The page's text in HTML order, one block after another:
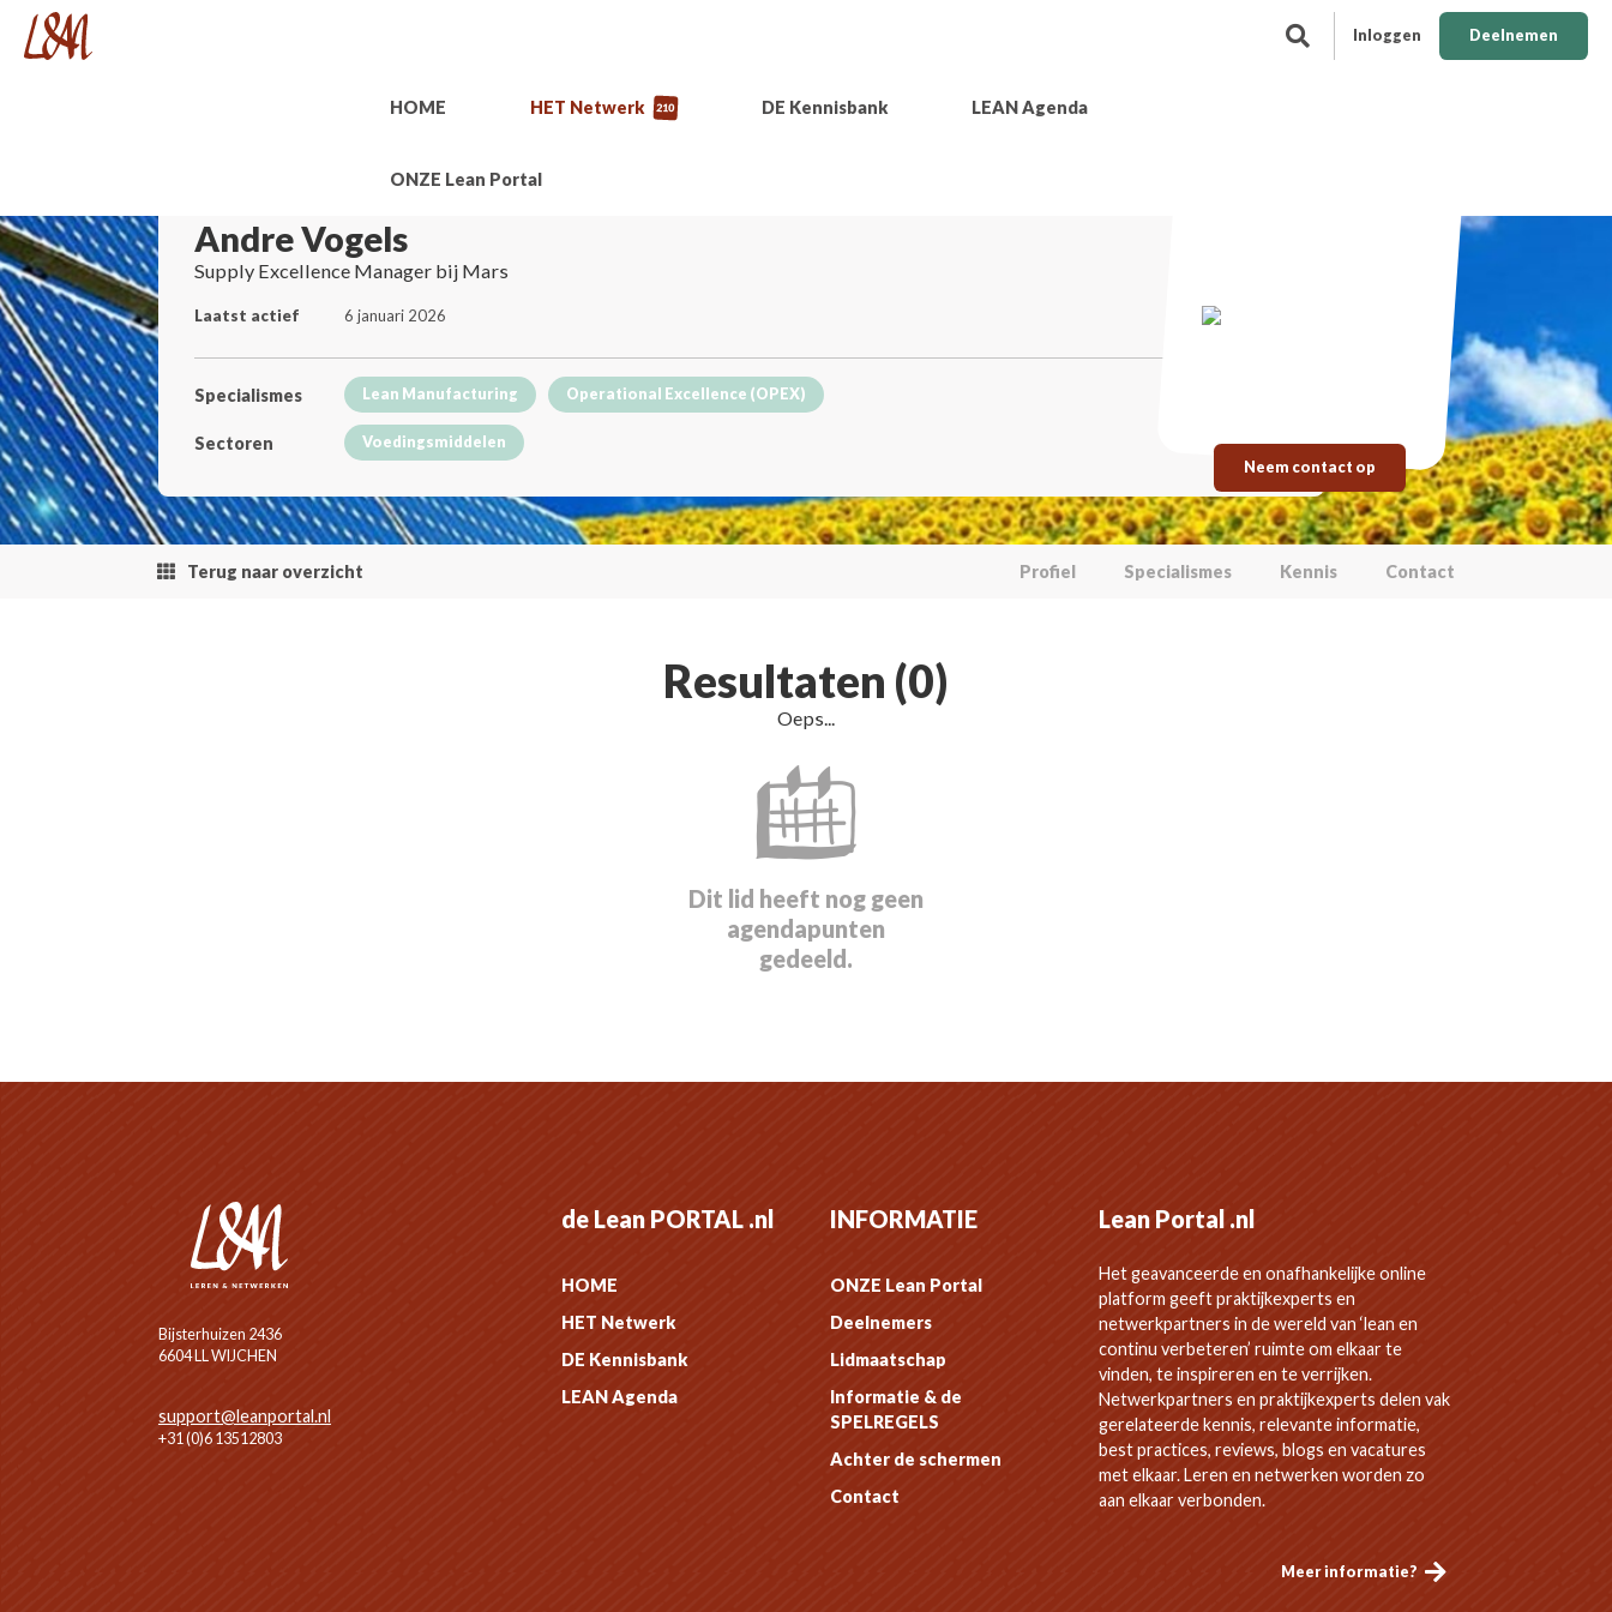
Inloggen Deelnemen
HOME HET Netwerk 210 DE Kennisbank LEAN Agenda
ONZE Lean Portal
Neem contact op
Andre Vogels
Supply Excellence Manager bij Mars
Laatst actief 6 januari 2026
Specialismes Lean Manufacturing Operational Excellence (OPEX)
Sectoren Voedingsmiddelen
Terug naar overzicht Profiel Specialismes Kennis Contact
Resultaten (0)
Oeps...
Dit lid heeft nog geen
agendapunten
gedeeld.
Bijsterhuizen 2436
6604 LL WIJCHEN
support@leanportal.nl
+31 (0)6 13512803
de Lean PORTAL .nl
HOME
HET Netwerk
DE Kennisbank
LEAN Agenda
INFORMATIE
ONZE Lean Portal
Deelnemers
Lidmaatschap
Informatie & de
SPELREGELS
Achter de schermen
Contact
Lean Portal .nl
Het geavanceerde en onafhankelijke online
platform geeft praktijkexperts en
netwerkpartners in de wereld van ‘lean en
continu verbeteren’ ruimte om elkaar te
vinden, te inspireren en te verrijken.
Netwerkpartners en praktijkexperts delen vak
gerelateerde kennis, relevante informatie,
best practices, reviews, blogs en vacatures
met elkaar. Leren en netwerken worden zo
aan elkaar verbonden.
Meer informatie?